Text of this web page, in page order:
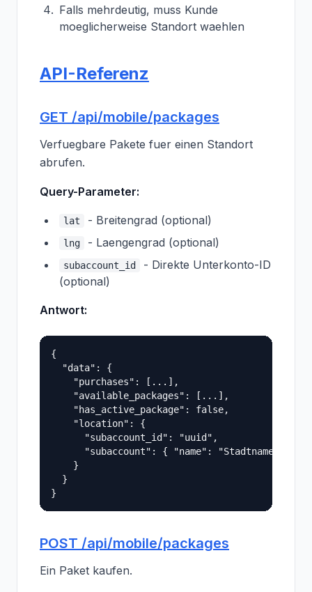
Falls mehrdeutig, muss Kunde
moeglicherweise Standort waehlen
API-Referenz
GET /api/mobile/packages
Verfuegbare Pakete fuer einen Standort
abrufen.
Query-Parameter:
lat - Breitengrad (optional)
lng - Laengengrad (optional)
subaccount_id
- Direkte Unterkonto-ID
(optional)
Antwort:
{
  "data": {
    "purchases": [...],
    "available_packages": [...],
    "has_active_package": false,
    "location": {
      "subaccount_id": "uuid",
      "subaccount": { "name": "Stadtname" }
    }
  }
POST /api/mobile/packages
Ein Paket kaufen.